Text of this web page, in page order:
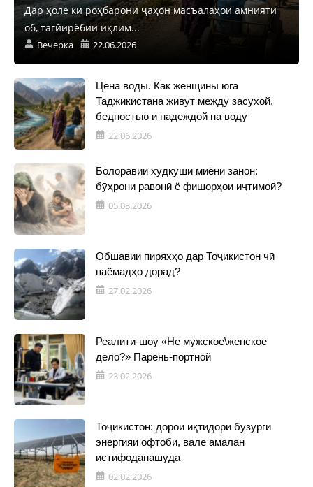
Дар ҳоле ки роҳбарони ҷаҳон масъалаҳои амнияти
об, тағйирёбии иқлим...
Вечерка 22.06.2026
Цена воды. Как женщины юга
Таджикистана живут между засухой,
бедностью и надеждой на воду
22.06.2026
Болоравии худкушӣ миёни занон:
бӯҳрони равонӣ ё фишорҳои иҷтимоӣ?
05.03.2026
Обшавии пиряхҳо дар Тоҷикистон чӣ
паёмадҳо дорад?
27.02.2026
Реалити-шоу «Не мужское\женское
дело?» Парень-портной
23.02.2026
Тоҷикистон: дорои иқтидори бузурги
энергияи офтобӣ, вале амалан
истифоданашуда
02.02.2026